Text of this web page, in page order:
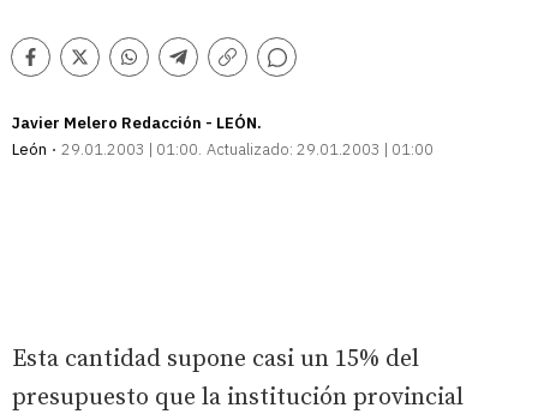
Facebook
TwitterWhatsappTelegram
Copiar
Comentarios
Javier Melero Redacción - LEÓN.
León
29.01.2003 | 01:00 Actualizado: 29.01.2003 | 01:00
Esta cantidad supone casi un 15% del
presupuesto que la institución provincial